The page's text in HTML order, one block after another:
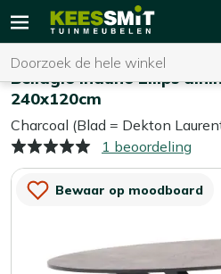
Kees
U heeft geen product(en) in uw
15% kassakorting
Bellagio Induno Ellips
240x120cm
Charcoal (Blad = Dekton
1 beoordeling
Bewaar op moodboard